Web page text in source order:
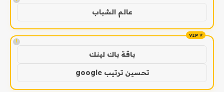
عالم الشباب
!
باقة باك لينك
تحسين ترتيب google